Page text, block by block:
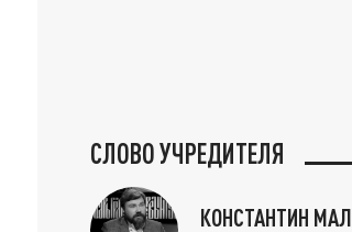
СЛОВО УЧРЕДИТЕЛЯ
КОНСТАНТИН